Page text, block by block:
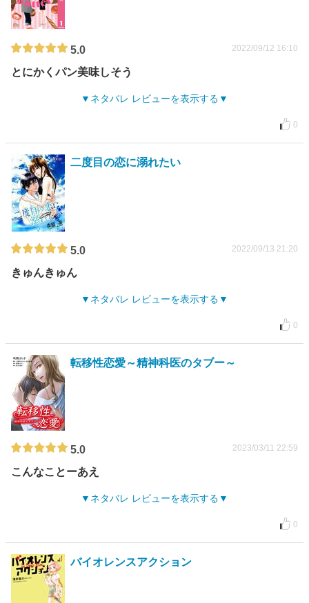
5.0 2022/09/12 16:10
とにかくパン美味しそう
ネタバレ レビューを表示する
0
二度目の恋に溺れたい
5.0 2022/09/13 21:20
きゅんきゅん
ネタバレ レビューを表示する
0
転移性恋愛～精神科医のタブー～
5.0 2023/03/11 22:59
こんなことーあえ
ネタバレ レビューを表示する
0
バイオレンスアクション